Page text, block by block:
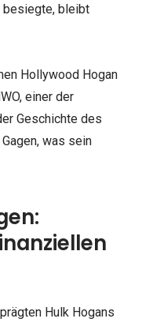
bleibt
Hollywood Hogan
einer der
Geschichte des
was sein
Hulk Hogans